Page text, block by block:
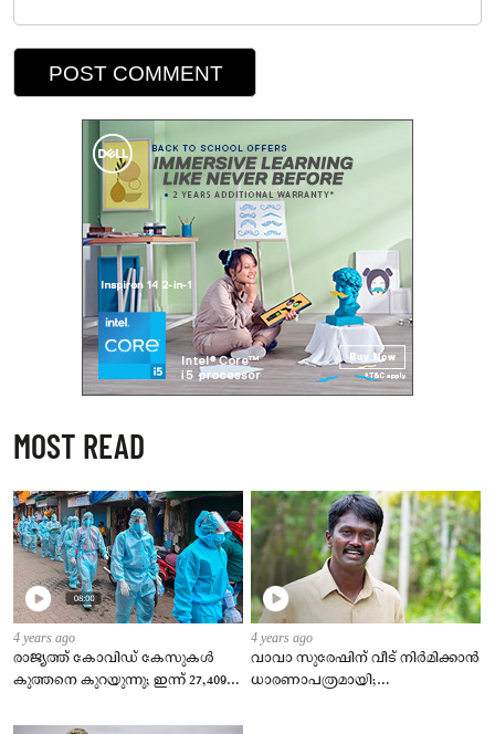
MOST READ
4 years ago
രാജ്യത്ത് കോവിഡ് കേസുകള്‍
കുത്തനെ കുറയുന്നു; ഇന്ന് 27,409
4 years ago
വാവാ സുരേഷിന് വീട് നിര്‍മിക്കാന്‍
ധാരണാപത്രമായി;